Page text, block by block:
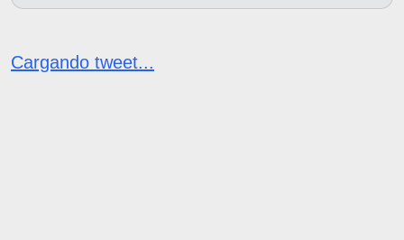
Cargando tweet...